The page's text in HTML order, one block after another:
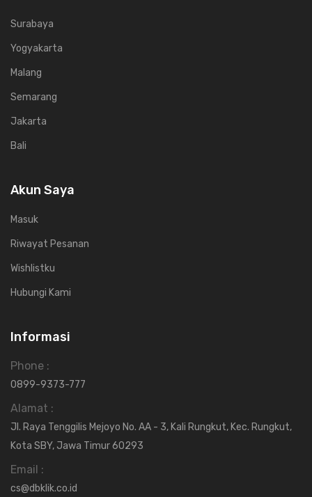
Surabaya
Yogyakarta
Malang
Semarang
Jakarta
Bali
Akun Saya
Masuk
Riwayat Pesanan
Wishlistku
Hubungi Kami
Informasi
Phone :
0899-9373-777
Alamat :
Jl. Raya Tenggilis Mejoyo No. AA - 3, Kali Rungkut, Kec. Rungkut,
Kota SBY, Jawa Timur 60293
Email :
cs@dbklik.co.id